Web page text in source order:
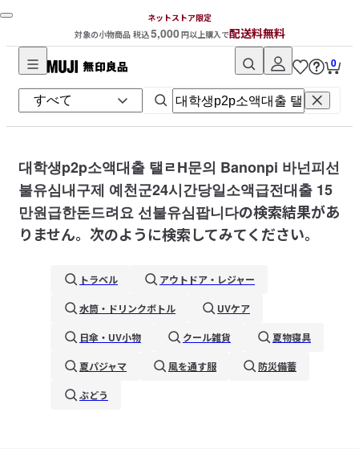
ネットストア限定
対象の小物商品 税込5,000円以上購入で配送料無料
無
印
良
ネ
ッ
ト
ス
ト
0
대학생p2p소액대출 탤ㄹH문의 Banonpi 바넌피선
불유심내구제 예천군24시간당일소액급전대출 15
만원급한돈드려요 선불유심팝니다の検索結果があ
りません。次のように検索してみてください。
トラベル
アウトドア・レジャー
水筒・ドリンクボトル
UVケア
日傘・UV小物
クール雑貨
夏物寝具
夏パジャマ
風を通す服
防災備蓄
ぶどう